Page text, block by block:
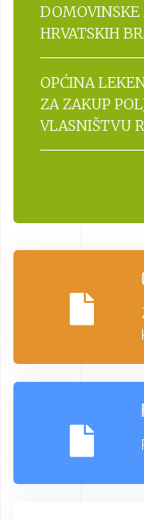
DOMOVINSKE
HRVATSKIH
OPĆINA
ZA ZAKUP
VLASNIŠTVU